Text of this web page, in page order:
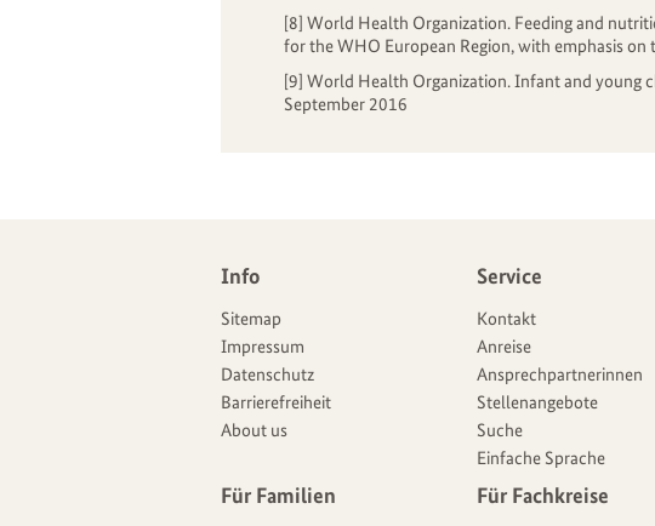
[8] World Health Organization. Feeding and
for the WHO European Region, with emphasis
[9] World Health Organization.Infant and young
September 2016
Navigationsmöglichkeiten
Angebote
Info
Sitemap
Impressum
Datenschutz
Barrierefreiheit
About us
Service
Kontakt
Anreise
Ansprechpartnerinnen
Stellenangebote
Suche
Einfache Sprache
Für Familien Für Fachkreise